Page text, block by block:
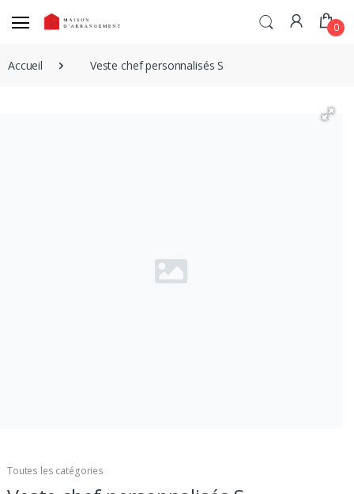
0
Accueil Veste chef personnalisés S
Toutes les catégories